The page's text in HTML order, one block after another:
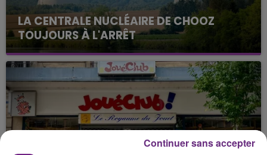
LA CENTRALE NUCLÉAIRE DE CHOOZ
TOUJOURS À L'ARRÊT
Cela fait déjà une semaine que la centrale
nucléaire ardennaise est à l'arrêt. Une situation
justifiée par la sécheresse intense qui est toujours
présente.
Continuer sans accepter